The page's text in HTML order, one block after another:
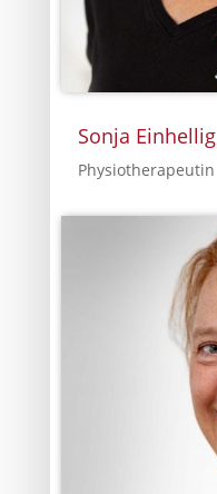
Sonja Einhellig
Physiotherapeutin